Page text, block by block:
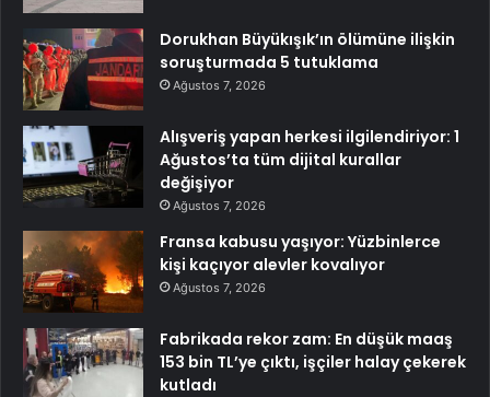
Dorukhan Büyükışık’ın ölümüne ilişkin
soruşturmada 5 tutuklama
Ağustos 7, 2026
Alışveriş yapan herkesi ilgilendiriyor: 1
Ağustos’ta tüm dijital kurallar
değişiyor
Ağustos 7, 2026
Fransa kabusu yaşıyor: Yüzbinlerce
kişi kaçıyor alevler kovalıyor
Ağustos 7, 2026
Fabrikada rekor zam: En düşük maaş
153 bin TL’ye çıktı, işçiler halay çekerek
kutladı